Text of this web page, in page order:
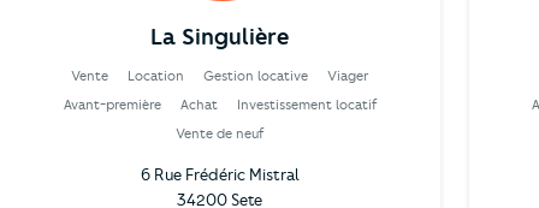
La Singulière
Vente Location Gestion locative
Viager
Avant-première
Achat
Investissement locatif
Vente de neuf
6 Rue Frédéric Mistral
34200 Sete